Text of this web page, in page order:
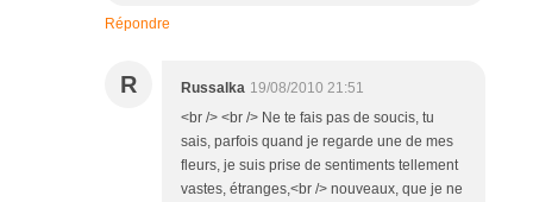
Répondre
R Russalka 19/08/2010 21:51
<br /> <br /> Ne te fais pas de soucis, tu
sais, parfois quand je regarde une de mes
fleurs, je suis prise de sentiments tellement
vastes, étranges,<br /> nouveaux, que je ne